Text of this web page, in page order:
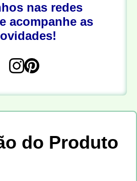
nas redes
acompanhe as
do Produto